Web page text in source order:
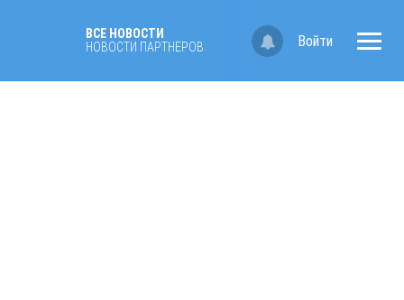
ВСЕ НОВОСТИ
НОВОСТИ ПАРТНЁРОВ
Войти